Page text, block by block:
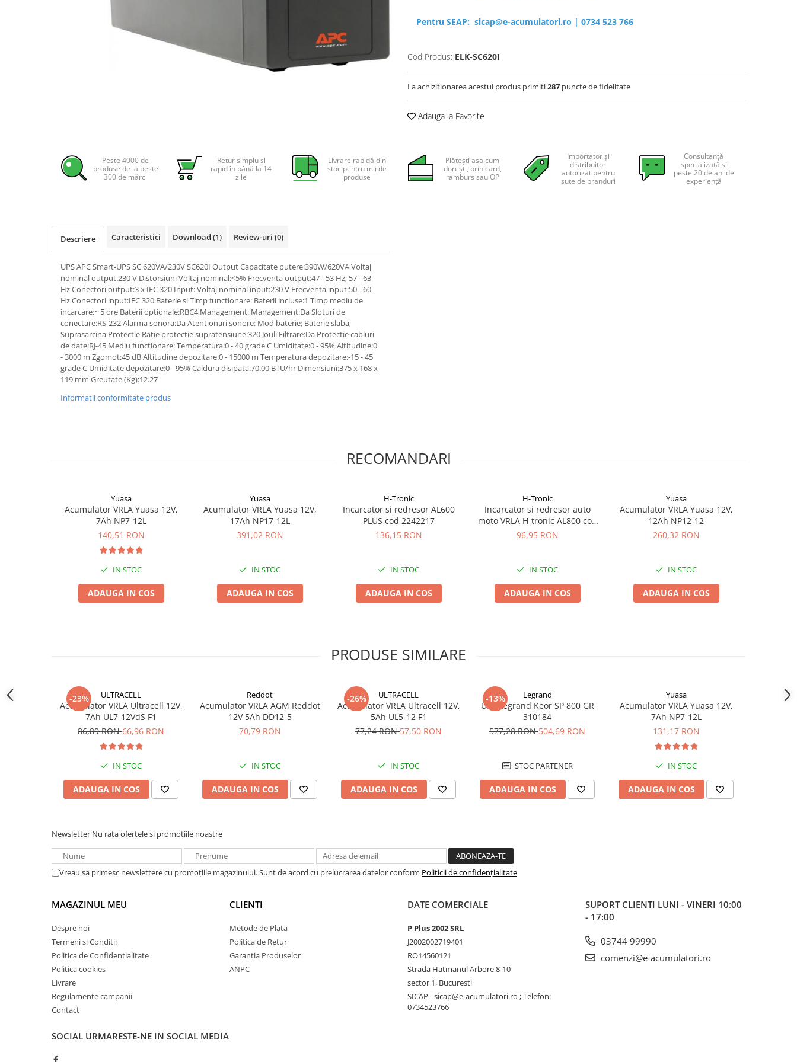
Incarcatoare acumulatori
Panouri fotovoltaice si accesorii
Invertoare Off-grid
Controlere solare
Convertoare de tensiune
Sisteme de stocare energie
Pachete complete stocare energie
Sisteme de Stocare Comerciale
Sisteme fotovoltaice complete
Sisteme fotovoltaice de putere
mica (rulota/caravan/case de
Sisteme fotovoltaice profesionale
Pachete sisteme fotovoltaice
Statii de incarcare vehicule
Turbine eoliene pentru casă
Acumulatori VRLA AGM/GEL /
Baterii si acumulatori AGM VRLA
SLA AGM (Sealed Lead Acid)
Deep Cycle - Tractiune/Semi-
Marine & Caravan
Pachete acumulatori VRLA
Sisteme de management (BMS)
UPS pentru centrale termice si
UPS Calculatoare si Servere
Stabilizatoare Tensiune
PDUs unitati de distributie a
energiei electrice
Cabinete baterii
Acumulatori UPS
Frigidere portabile
Pentru SEAP: sicap@e-acumulatori.ro | 0734 523 766
Cod Produs: ELK-SC620I
La achizitionarea acestui produs primiti287 puncte de fidelitate
Adauga la Favorite
Peste 4000 de
produse de la peste
300 de mărci
Retur simplu și
rapid în până la 14
zile
Livrare rapidă din
stoc pentru mii de
produse
Plătești așa cum
dorești, prin card,
ramburs sau OP
Importator și
distribuitor
autorizat pentru
sute de branduri
Consultanță
specializată și
peste 20 de ani de
experiență
Descriere Caracteristici Download (1) Review-uri (0)
UPS APC Smart-UPS SC 620VA/230V SC620I Output Capacitate putere:390W/620VA Voltaj
nominal output:230 V Distorsiuni Voltaj nominal:<5% Frecventa output:47 - 53 Hz; 57 - 63
Hz Conectori output:3 x IEC 320 Input: Voltaj nominal input:230 V Frecventa input:50 - 60
Hz Conectori input:IEC 320 Baterie si Timp functionare: Baterii incluse:1 Timp mediu de
incarcare:~ 5 ore Baterii optionale:RBC4 Management: Management:Da Sloturi de
conectare:RS-232 Alarma sonora:Da Atentionari sonore: Mod baterie; Baterie slaba;
Suprasarcina Protectie Ratie protectie supratensiune:320 Jouli Filtrare:Da Protectie cabluri
de date:RJ-45 Mediu functionare: Temperatura:0 - 40 grade C Umiditate:0 - 95% Altitudine:0
- 3000 m Zgomot:45 dB Altitudine depozitare:0 - 15000 m Temperatura depozitare:-15 - 45
grade C Umiditate depozitare:0 - 95% Caldura disipata:70.00 BTU/hr Dimensiuni:375 x 168 x
119 mm Greutate (Kg):12.27
Informatii conformitate produs
RECOMANDARI
Yuasa
Acumulator VRLA Yuasa 12V,
7Ah NP7-12L
140,51 RON
IN STOC
ADAUGA IN COS
Yuasa
Acumulator VRLA Yuasa 12V,
17Ah NP17-12L
391,02 RON
IN STOC
ADAUGA IN COS
H-Tronic
Incarcator si redresor AL600
PLUS cod 2242217
136,15 RON
IN STOC
ADAUGA IN COS
H-Tronic
Incarcator si redresor auto
moto VRLA H-tronic AL800 cod
2243218
96,95 RON
IN STOC
ADAUGA IN COS
Yuasa
Acumulator VRLA Yuasa 12V,
12Ah NP12-12
260,32 RON
IN STOC
ADAUGA IN COS
PRODUSE SIMILARE
-23% ULTRACELL
Acumulator VRLA Ultracell 12V,
7Ah UL7-12VdS F1
86,89 RON66,96 RON
IN STOC
ADAUGA IN COS
Reddot
Acumulator VRLA AGM Reddot
12V 5Ah DD12-5
70,79 RON
IN STOC
ADAUGA IN COS
-26% ULTRACELL
Acumulator VRLA Ultracell 12V,
5Ah UL5-12 F1
77,24 RON57,50 RON
IN STOC
ADAUGA IN COS
-13% Legrand
UPS Legrand Keor SP 800 GR
310184
577,28 RON504,69 RON
STOC PARTENER
ADAUGA IN COS
Yuasa
Acumulator VRLA Yuasa 12V,
7Ah NP7-12L
131,17 RON
IN STOC
ADAUGA IN COS
Newsletter Nu rata ofertele si promotiile noastre
Vreau sa primesc newslettere cu promoțiile magazinului. Sunt de acord cu prelucrarea datelor conform Politicii de confidențialitate
MAGAZINUL MEU
Despre noi
Termeni si Conditii
Politica de Confidentialitate
Politica cookies
Livrare
Regulamente campanii
Contact
CLIENTI
Metode de Plata
Politica de Retur
Garantia Produselor
ANPC
DATE COMERCIALE
P Plus 2002 SRL
J2002002719401
RO14560121
Strada Hatmanul Arbore 8-10
sector 1, Bucuresti
SICAP - sicap@e-acumulatori.ro ; Telefon:
0734523766
SUPORT CLIENTI LUNI - VINERI 10:00
- 17:00
03744 99990
comenzi@e-acumulatori.ro
SOCIAL URMARESTE-NE IN SOCIAL MEDIA